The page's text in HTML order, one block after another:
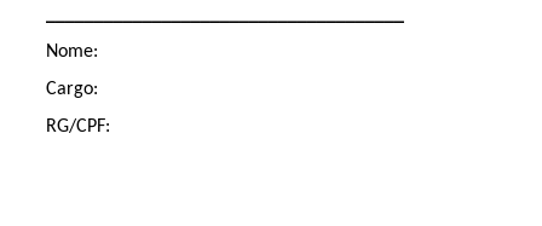
Nome:
Cargo:
RG/CPF: